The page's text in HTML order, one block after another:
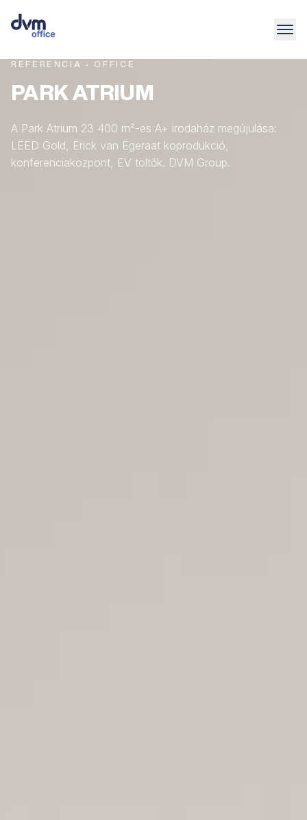
REFERENCIA · OFFICE
PARK ATRIUM
A Park Atrium 23 400 m²-es A+ irodaház megújulása:
LEED Gold, Erick van Egeraat koprodukció,
konferenciaközpont, EV töltők. DVM Group.